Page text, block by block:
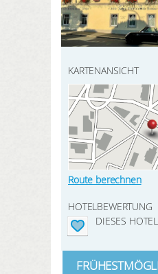
HIER
KARTENANSICHT
Route berechnen
HOTELBEWERTUNG
DIESES HOTEL